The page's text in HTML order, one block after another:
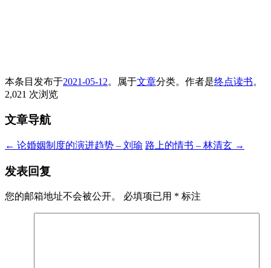
本条目发布于2021-05-12。属于文章分类。 作者是终点读书。
2,021 次浏览
文章导航
← 论婚姻制度的演进趋势 – 刘瑜 路上的情书 – 林清玄 →
发表回复
您的邮箱地址不会被公开。 必填项已用 * 标注